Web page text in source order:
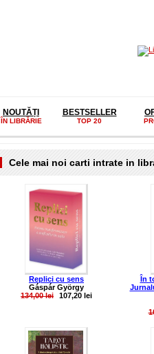
NOUTĂȚI
ÎN LIBRĂRIE
BESTSELLER
TOP 20
Cele mai noi carti intrate in
Replici cu sens
Gáspár György
134,00 lei
107,20 lei
În